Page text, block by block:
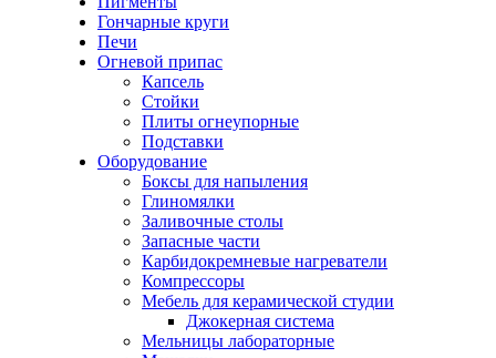
Гончарные круги
Печи
Огневой припас
Капсель
Стойки
Плиты огнеупорные
Подставки
Оборудование
Боксы для напыления
Глиномялки
Заливочные столы
Запасные части
Карбидокремневые нагреватели
Компрессоры
Мебель для керамической студии
Джокерная система
Мельницы лабораторные